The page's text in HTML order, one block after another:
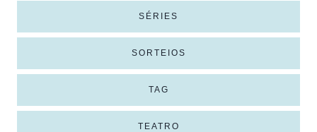
SÉRIES
SORTEIOS
TAG
TEATRO